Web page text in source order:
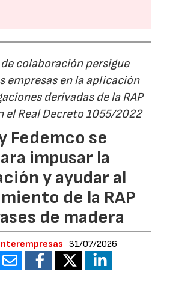
colaboración persigue
empresas en la aplicación
derivadas de la RAP
el Real Decreto 1055/2022
Fedemco se
impusar la
y ayudar al
de la RAP
de madera
31/07/2026